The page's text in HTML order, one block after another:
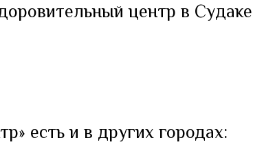
центр в Судаке
есть и в других городах: